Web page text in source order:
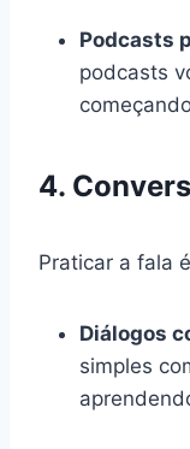
Podcasts
podcasts
4.
Praticar a fala
Diálogos
simples